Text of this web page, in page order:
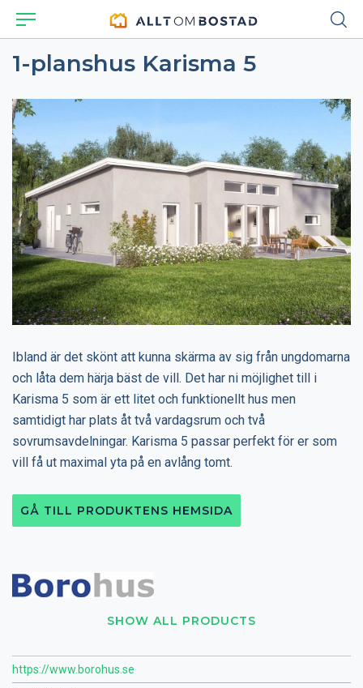
1-planshus Karisma 5
SHOW ALL PRODUCTS
https://www.borohus.se
Ibland är det skönt att kunna skärma av sig från ungdomarna
och låta dem härja bäst de vill. Det har ni möjlighet till i
Karisma 5 som är ett litet och funktionellt hus men
samtidigt har plats åt två vardagsrum och två
sovrumsavdelningar. Karisma 5 passar perfekt för er som
vill få ut maximal yta på en avlång tomt.
GÅ TILL PRODUKTENS HEMSIDA